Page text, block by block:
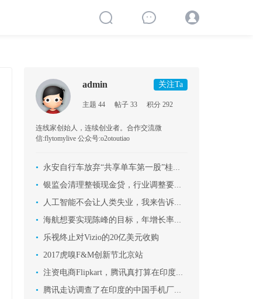
admin 关注Ta
主题 44 帖子 33 积分 292
连线家创始人，连续创业者。合作交流微
信:flytomylive 公众号:o2otoutiao
•
永安自行车放弃“共享单车第一股”桂冠始末
• 银监会清理整顿现金贷，行业调整要来了？
•
人工智能不会让人类失业，我来告诉你为什么
• 海航想要实现陈峰的目标，年增长率要达到12.8%，怎能不疯狂买买买！
•
乐视终止对Vizio的20亿美元收购
• 2017虎嗅F&M创新节北京站
• 注资电商Flipkart，腾讯真打算在印度和阿里掰手腕？
•
腾讯走访调查了在印度的中国手机厂商，有这么N个发现